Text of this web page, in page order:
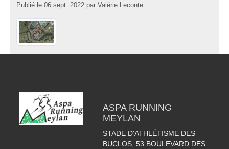
Publié le 06 sept. 2022 par Valérie Leconte
ASPA RUNNING
MEYLAN
STADE D'ATHLÉTISME DES
BUCLOS, 53 BOULEVARD DES